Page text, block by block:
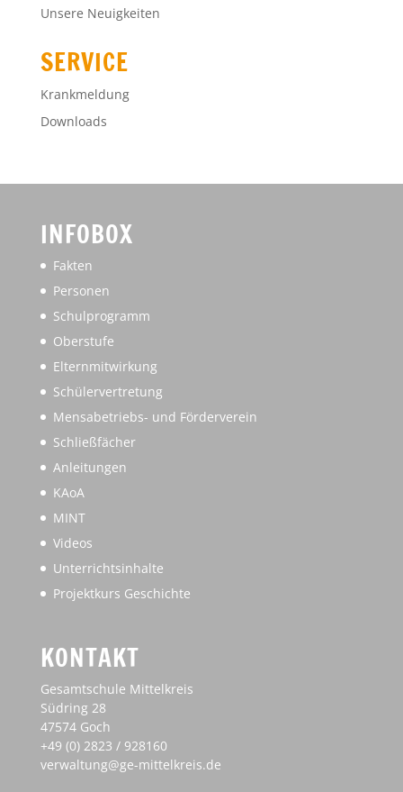
Unsere Neuigkeiten
SERVICE
Krankmeldung
Downloads
INFOBOX
Fakten
Personen
Schulprogramm
Oberstufe
Elternmitwirkung
Schülervertretung
Mensabetriebs- und Förderverein
Schließfächer
Anleitungen
KAoA
MINT
Videos
Unterrichtsinhalte
Projektkurs Geschichte
KONTAKT
Gesamtschule Mittelkreis
Südring 28
47574 Goch
+49 (0) 2823 / 928160
verwaltung@ge-mittelkreis.de